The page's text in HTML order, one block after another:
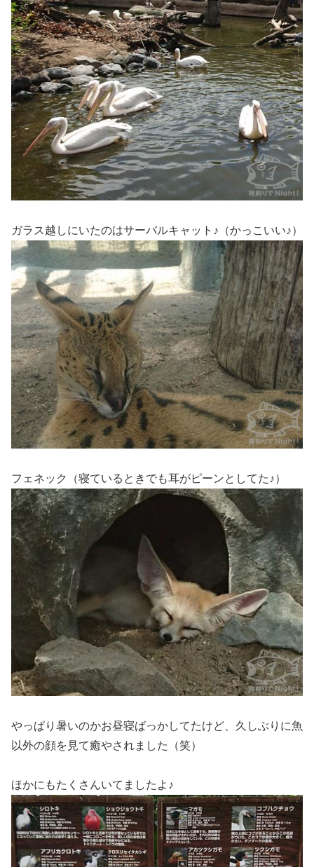
ガラス越しにいたのはサーバルキャット♪（かっこいい♪）
フェネック（寝ているときでも耳がピーンとしてた♪）
やっぱり暑いのかお昼寝ばっかしてたけど、久しぶりに魚
以外の顔を見て癒やされました（笑）
ほかにもたくさんいてましたよ♪